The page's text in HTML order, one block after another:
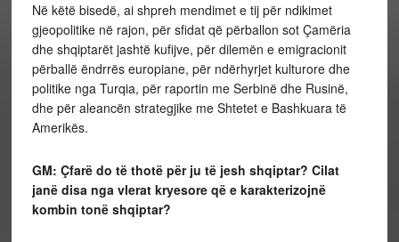
Në këtë bisedë, ai shpreh mendimet e tij për ndikimet
gjeopolitike në rajon, për sfidat që përballon sot Çamëria
dhe shqiptarët jashtë kufijve, për dilemën e emigracionit
përballë ëndrrës europiane, për ndërhyrjet kulturore dhe
politike nga Turqia, për raportin me Serbinë dhe Rusinë,
dhe për aleancën strategjike me Shtetet e Bashkuara të
Amerikës.
GM: Çfarë do të thotë për ju të jesh shqiptar? Cilat
janë disa nga vlerat kryesore që e karakterizojnë
kombin tonë shqiptar?